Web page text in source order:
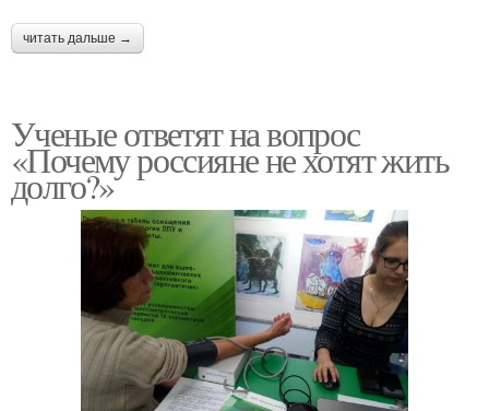
читать дальше →
Ученые ответят на вопрос
«Почему россияне не хотят жить
долго?»